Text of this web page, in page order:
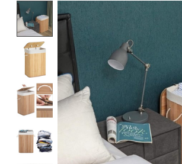
Product image slideshow